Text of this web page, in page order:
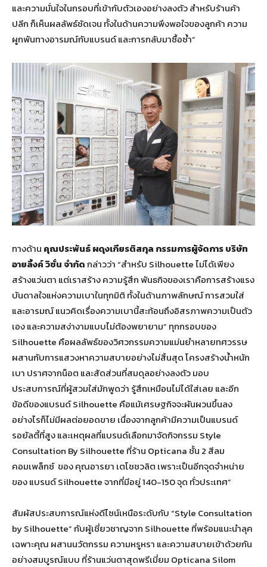
และความมั่นใจในกรอบที่เข้ากับตัวเองอย่างลงตัว สำหรับร้านค้า
ปลีก ก็เห็นผลลัพธ์ชัดเจน ทั้งในด้านความพึงพอใจของลูกค้า ความ
ผูกพันทางอารมณ์กับแบรนด์ และการกลับมาซื้อซ้ำ”
ทางด้าน คุณประพันธ์ ผดุงเกียรติสกุล กรรมการผู้จัดการ บริษัท
อายลิ้งค์ วิชั่น จำกัดกล่าวว่า “สำหรับ Silhouette ไม่ได้เพียง
สร้างแว่นตา แต่เราสร้าง ความรู้สึก พันธกิจของเราคือการสร้างแรง
บันดาลใจแห่งความเบาในทุกมิติ ทั้งในด้านภาพลักษณ์ การสวมใส่
และอารมณ์ แนวคิดเรื่องความเบานี้สะท้อนถึงอิสรภาพความเป็นตัว
เอง และความสง่างามแบบไม่ต้องพยายาม” ทุกกรอบของ
Silhouette คือผลลัพธ์ของวิศวกรรมความแม่นยำหลายทศวรรษ
ผสานกับการแสวงหาความสบายอย่างไม่สิ้นสุด โครงสร้างน้ำหนัก
เบา ปราศจากน็อต และสัดส่วนที่สมดุลอย่างลงตัว มอบ
ประสบการณ์ที่ผู้สวมใส่มักพูดว่า รู้สึกเหมือนไม่ได้ใส่เลย และอีก
ข้อดีของแบรนด์ Silhouette คือแม้เศรษฐกิจจะผันผวนขึ้นลง
อย่างไรก็ไม่มีผลต่อยอดขาย เนื่องจากลูกค้ามีความเป็นแบรนด์
รอยัลตี้ที่สูง และเหตุผลที่แบรนด์เลือกมาจัดกิจกรรม Style
Consultation By Silhouette ที่ร้าน Opticana ชั้น 2 สีลม
คอมเพล็กซ์ ของ คุณอารยา เตโชชวลิต เพราะเป็นอีกจุดจำหน่าย
ของ แบรนด์ Silhouette จากที่มีอยู่ 140-150 จุด ทั่วประเทศ”
สัมผัสประสบการณ์แห่งดีไซน์เหนือระดับกับ “Style Consultation
by Silhouette” กับผู้เชี่ยวชาญจาก Silhouette ที่พร้อมแนะนำลุค
เฉพาะคุณ ผสานนวัตกรรม ความหรูหรา และความสบายเข้าด้วยกัน
อย่างสมบูรณ์แบบ ที่ร้านแว่นตาสุดพรีเมี่ยม Opticana Silom